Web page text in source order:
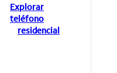
Explorar
teléfono
residencial